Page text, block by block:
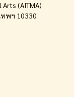
(AITMA)
พฯ 10330